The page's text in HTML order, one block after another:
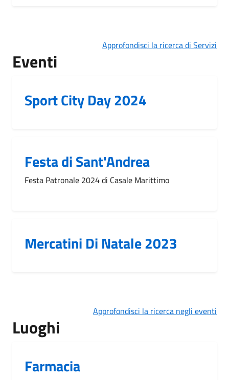
Approfondisci la ricerca di Servizi
Eventi
Sport City Day 2024
Festa di Sant'Andrea
Festa Patronale 2024 di Casale Marittimo
Mercatini Di Natale 2023
Approfondisci la ricerca negli eventi
Luoghi
Farmacia